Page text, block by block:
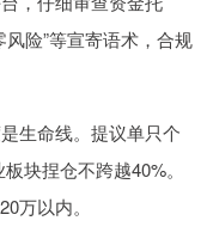
风险”等宣寄语术，合规
生命线。提议单只个
块捏仓不跨越40%。
万以内。